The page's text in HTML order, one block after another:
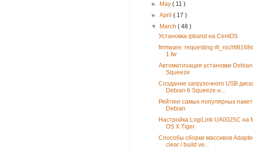
►
May( 11 )
►April( 17 )
▼
March( 48 )
Установка ipband на CentOS
firmware: requesting rtl_nic/
1.fw
Автоматизация установки
Squeeze
Создание загрузочного USB
Debian 6 Squeeze н...
Рейтинг самых популярных
Debian
Настройка LogiLink UA0025C на
OS X Tiger
Способы сборки массивов
clear / build ve...